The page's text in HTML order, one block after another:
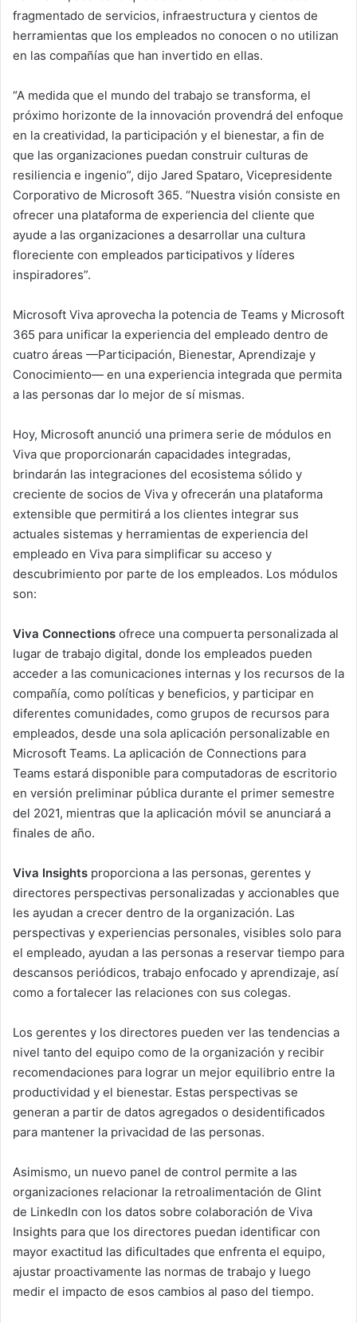
fragmentado de servicios, infraestructura y cientos de
herramientas que los empleados no conocen o no utilizan
en las compañías que han invertido en ellas.
“A medida que el mundo del trabajo se transforma, el
próximo horizonte de la innovación provendrá del enfoque
en la creatividad, la participación y el bienestar, a fin de
que las organizaciones puedan construir culturas de
resiliencia e ingenio”, dijo Jared Spataro, Vicepresidente
Corporativo de Microsoft 365. “Nuestra visión consiste en
ofrecer una plataforma de experiencia del cliente que
ayude a las organizaciones a desarrollar una cultura
floreciente con empleados participativos y líderes
inspiradores”.
Microsoft Viva aprovecha la potencia de Teams y Microsoft
365 para unificar la experiencia del empleado dentro de
cuatro áreas —Participación, Bienestar, Aprendizaje y
Conocimiento— en una experiencia integrada que permita
a las personas dar lo mejor de sí mismas.
Hoy, Microsoft anunció una primera serie de módulos en
Viva que proporcionarán capacidades integradas,
brindarán las integraciones del ecosistema sólido y
creciente de socios de Viva y ofrecerán una plataforma
extensible que permitirá a los clientes integrar sus
actuales sistemas y herramientas de experiencia del
empleado en Viva para simplificar su acceso y
descubrimiento por parte de los empleados. Los módulos
son:
Viva Connections ofrece una compuerta personalizada al
lugar de trabajo digital, donde los empleados pueden
acceder a las comunicaciones internas y los recursos de la
compañía, como políticas y beneficios, y participar en
diferentes comunidades, como grupos de recursos para
empleados, desde una sola aplicación personalizable en
Microsoft Teams. La aplicación de Connections para
Teams estará disponible para computadoras de escritorio
en versión preliminar pública durante el primer semestre
del 2021, mientras que la aplicación móvil se anunciará a
finales de año.
Viva Insights proporciona a las personas, gerentes y
directores perspectivas personalizadas y accionables que
les ayudan a crecer dentro de la organización. Las
perspectivas y experiencias personales, visibles solo para
el empleado, ayudan a las personas a reservar tiempo para
descansos periódicos, trabajo enfocado y aprendizaje, así
como a fortalecer las relaciones con sus colegas.
Los gerentes y los directores pueden ver las tendencias a
nivel tanto del equipo como de la organización y recibir
recomendaciones para lograr un mejor equilibrio entre la
productividad y el bienestar. Estas perspectivas se
generan a partir de datos agregados o desidentificados
para mantener la privacidad de las personas.
Asimismo, un nuevo panel de control permite a las
organizaciones relacionar la retroalimentación de Glint
de LinkedIn con los datos sobre colaboración de Viva
Insights para que los directores puedan identificar con
mayor exactitud las dificultades que enfrenta el equipo,
ajustar proactivamente las normas de trabajo y luego
medir el impacto de esos cambios al paso del tiempo.